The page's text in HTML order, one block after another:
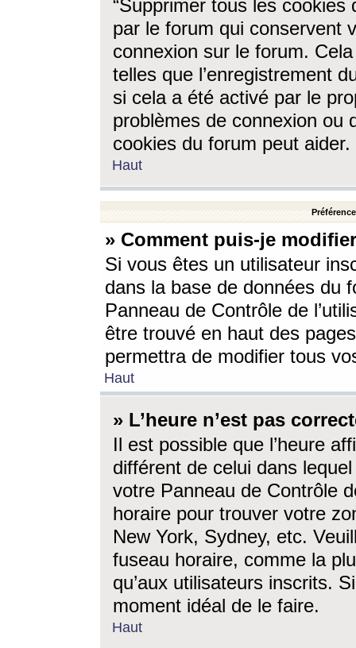
“Supprimer tous les cookies
par le forum qui conservent
connexion sur le forum.
telles que l’enregistrement
si cela a été activé par le
problèmes de connexion ou
cookies du forum peut aider.
Haut
» Comment puis-je
Si vous êtes un utilisateur
dans la base de données du
Panneau de Contrôle de
être trouvé en haut des
permettra de modifier tous
Haut
» L’heure n’est pas
Il est possible que l’heure
différent de celui dans
votre Panneau de Contrôle
horaire pour trouver votre
New York, Sydney, etc.
fuseau horaire, comme la
qu’aux utilisateurs inscrits.
moment idéal de le faire.
Haut